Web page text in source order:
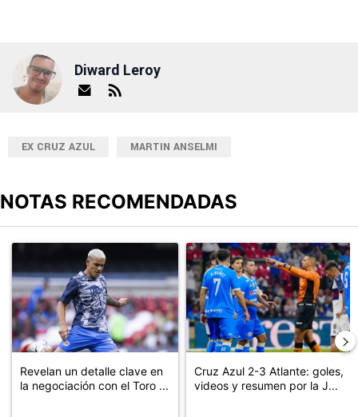
Diward Leroy
EX CRUZ AZUL MARTIN ANSELMI
NOTAS RECOMENDADAS
Un artículo de tendencia con el título "Revelan un detalle clave
Revelan un detalle clave en
la negociación con el Toro ...
Un artículo de tendencia con el
Cruz Azul 2-3 Atlante: goles,
videos y resumen por la J...